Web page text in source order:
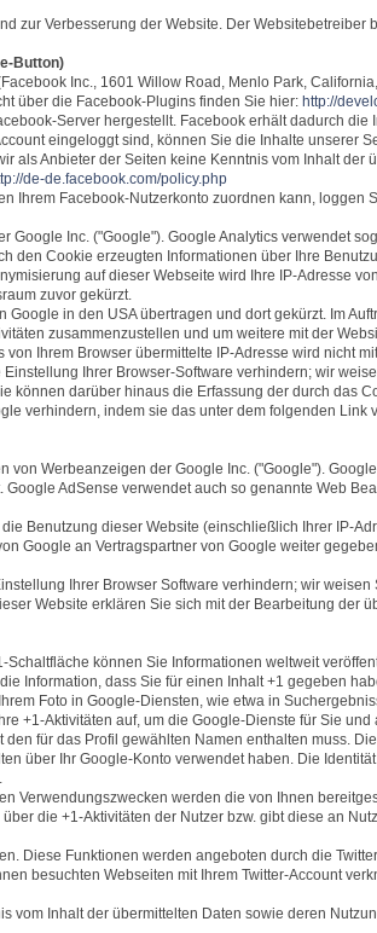
zur Verbesserung der Website. Der
Button)
Inc., 1601 Willow Road, Menlo Park,
über die Facebook-Plugins finden Sie hier:http://
Server hergestellt. Facebook erhält dadurch
eingeloggt sind, können Sie die Inhalte unserer
als Anbieter der Seiten keine Kenntnis vom Inhalt
de-de.facebook.com/policy.php
Ihrem Facebook-Nutzerkonto zuordnen kann, loggen
Google Inc. ("Google"). Google Analytics verwendet
den Cookie erzeugten Informationen über Ihre
auf dieser Webseite wird Ihre IP-Adresse
zuvor gekürzt.
in den USA übertragen und dort gekürzt. Im
zusammenzustellen und um weitere mit der
Ihrem Browser übermittelte IP-Adresse wird nicht
Ihrer Browser-Software verhindern; wir
können darüber hinaus die Erfassung der durch das
verhindern, indem sie das unter dem folgenden
Werbeanzeigen der Google Inc. ("Google").
AdSense verwendet auch so genannte Web
Benutzung dieser Website (einschließlich Ihrer IP-
Google an Vertragspartner von Google weiter
Ihrer Browser Software verhindern; wir
Website erklären Sie sich mit der Bearbeitung der
Schaltfläche können Sie Informationen weltweit
Information, dass Sie für einen Inhalt +1 gegeben
Foto in Google-Diensten, wie etwa in
+1-Aktivitäten auf, um die Google-Dienste für Sie
für das Profil gewählten Namen enthalten muss.
über Ihr Google-Konto verwendet haben. Die
Verwendungszwecken werden die von Ihnen
die +1-Aktivitäten der Nutzer bzw. gibt diese an
Diese Funktionen werden angeboten durch die
besuchten Webseiten mit Ihrem Twitter-Account
vom Inhalt der übermittelten Daten sowie deren